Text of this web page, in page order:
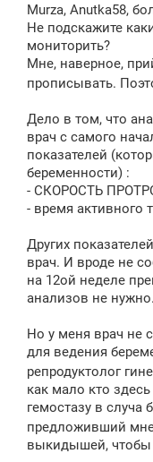
б
щ
н
и
Murza, Anutka58,
Не подскажите
мониторить?
Мне, наверное,
прописывать.
Дело в том, что
врач с самого
показателей
беременности) :
- СКОРОСТЬ
- время активного
Других
врач. И вроде не
на 12ой неделе
анализов не
Но у меня врач не
для ведения
репродуктолог
как мало кто
гемостазу в случа
предложивший
выкидышей, чтобы